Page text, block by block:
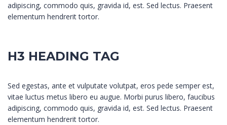
adipiscing, commodo quis, gravida id, est. Sed lectus. Praesent
elementum hendrerit tortor.
H3 HEADING TAG
Sed egestas, ante et vulputate volutpat, eros pede semper est,
vitae luctus metus libero eu augue. Morbi purus libero, faucibus
adipiscing, commodo quis, gravida id, est. Sed lectus. Praesent
elementum hendrerit tortor.